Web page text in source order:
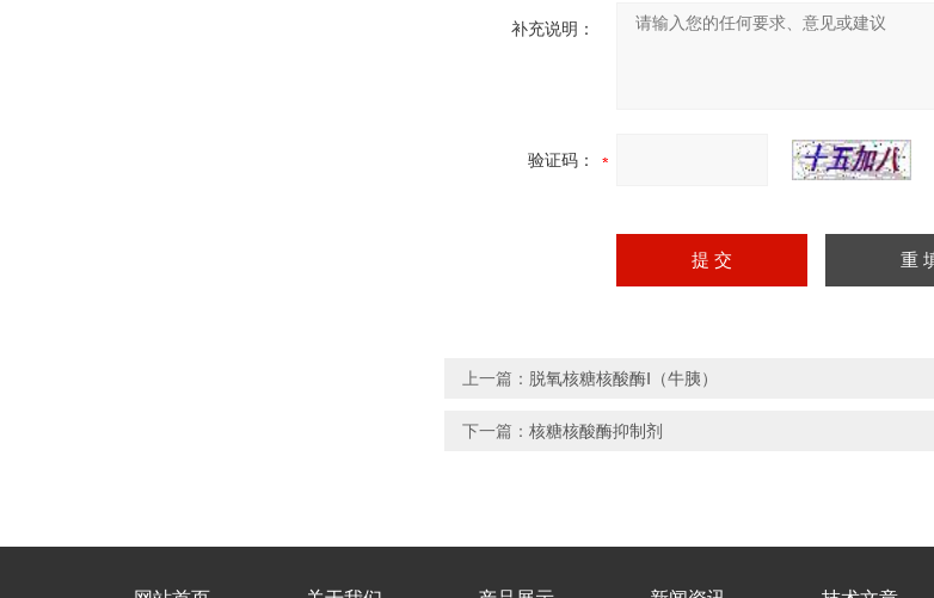
补充说明：
验证码：
上一篇： 脱氧核糖核酸酶Ⅰ（牛胰）
下一篇： 核糖核酸酶抑制剂